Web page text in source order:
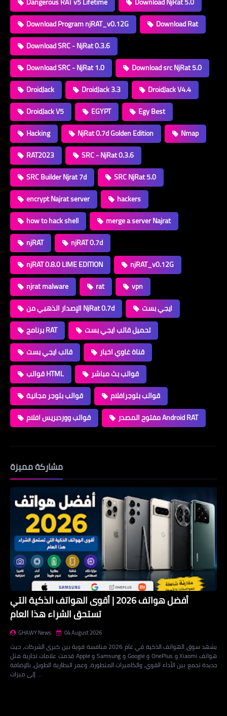
Download Program njRAT_v0.12G
Download Rat
Download SRC - NjRat 0.3.6
Download SRC - NjRat 1.0
Download src NjRat 5.0
DroidJack
DroidJack 3.3
DroidJack V4.4
DroidJack V5
EGYPT
Egy Best
Hacking
NjRat 0.7d Golden Edition
Nmap
RAT2023
SRC - NjRat 0.3.6
SRC Builder Njrat 7d
SRC NjRat 5.0
encrypt Najrat server
hackers
how to hack shell
merge a server Najrat
njRAT
njRAT 0.7d
njRAT 0.8.0 LIME EDITION
njRAT_v0.12G
njrat malware
rat
vpn
الإصدار الذهبي من NjRat 0.7d
ايجي بست
برنامج RAT
تحميل قالب ايجي بست
قالب ايجي بست
قناة غاوي اخبار
قوالب HTML
قوالب بث مباشر
قوالب بلوجر مجانية
قوالب بلوجرافلام
قوالب ووردبريس افلام
مفتوح المصدر Android RAT
مشاركة مميزة
أفضل هواتف 2026 | أقوى الهواتف الذكية التي
تستحق الشراء هذا العام
GHAWY News 04 August 2026
يشهد سوق الهواتف الذكية في عام 2026 منافسة قوية بين كبرى الشركات، حيث
قدمت علامات تجارية مثل Apple و Samsung و Google و OnePlus و Xiaomi هواتف
جديدة تجمع بين الأداء القوي، والكاميرات المتطورة، وعمر البطارية الطويل، بالإضافة
إلى ميزات …